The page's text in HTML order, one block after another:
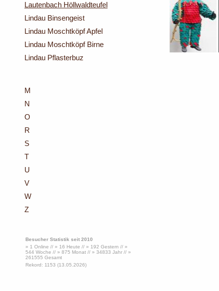
Lautenbach Höllwaldteufel
Lindau Binsengeist
Lindau Moschtköpf Apfel
Lindau Moschtköpf Birne
Lindau Pflasterbuz
M
N
O
R
S
T
U
V
W
Z
Besucher Statistik seit 2010
» 1 Online // » 16 Heute // » 192 Gestern // »
544 Woche // » 875 Monat // » 34833 Jahr // »
261555 Gesamt
Rekord: 1153 (13.05.2026)